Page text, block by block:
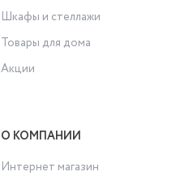
Шкафы и стеллажи
Товары для дома
Акции
О КОМПАНИИ
Интернет магазин